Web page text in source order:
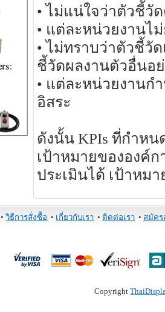
• ไม่แน่ใจว่าตัวชี้วั
• แต่ละหน่วยงานไ
• ไม่ทราบว่าตัวชี้วั
ชี้วัดผลงานตัวอื่นอย่
• แต่ละหน่วยงานก
อิสระ
ดังนั้น KPIs ที่กำห
เป้าหมายขององค์ก
ประเมินได้ เป้าหม
•วิธีการสั่งซื้อ • เกี่ยวกับเรา • ติดต่อเรา • สมัค
Copyright